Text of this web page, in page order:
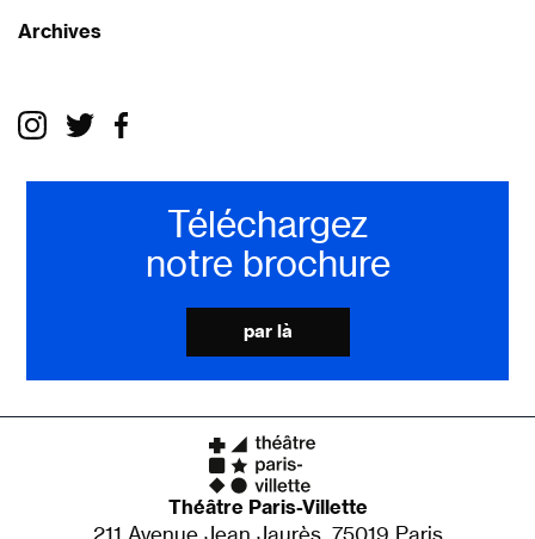
Archives
Téléchargez
notre brochure
par là
Théâtre Paris-Villette